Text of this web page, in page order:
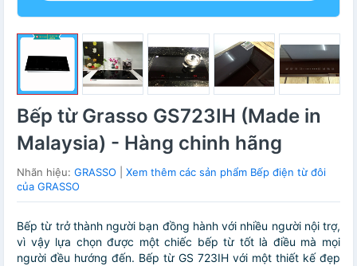
Bếp từ Grasso GS723IH (Made in
Malaysia) - Hàng chinh hãng
Nhãn hiệu: GRASSO
Xem thêm các sản phẩm Bếp điện từ đôi
của GRASSO
Bếp từ trở thành người bạn đồng hành với nhiều người nội trợ,
vì vậy lựa chọn được một chiếc bếp từ tốt là điều mà mọi
người đều hướng đến. Bếp từ GS 723IH với một thiết kế đẹp